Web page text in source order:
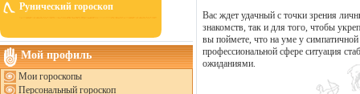
Рунический гороскоп
Мой профиль
Мои гороскопы
Персональный гороскоп
Вас ждет удачный с точки зрения
знакомств, так и для того, чтобы
вы поймете, что на уме у
профессиональной сфере ситуация
ожиданиями.